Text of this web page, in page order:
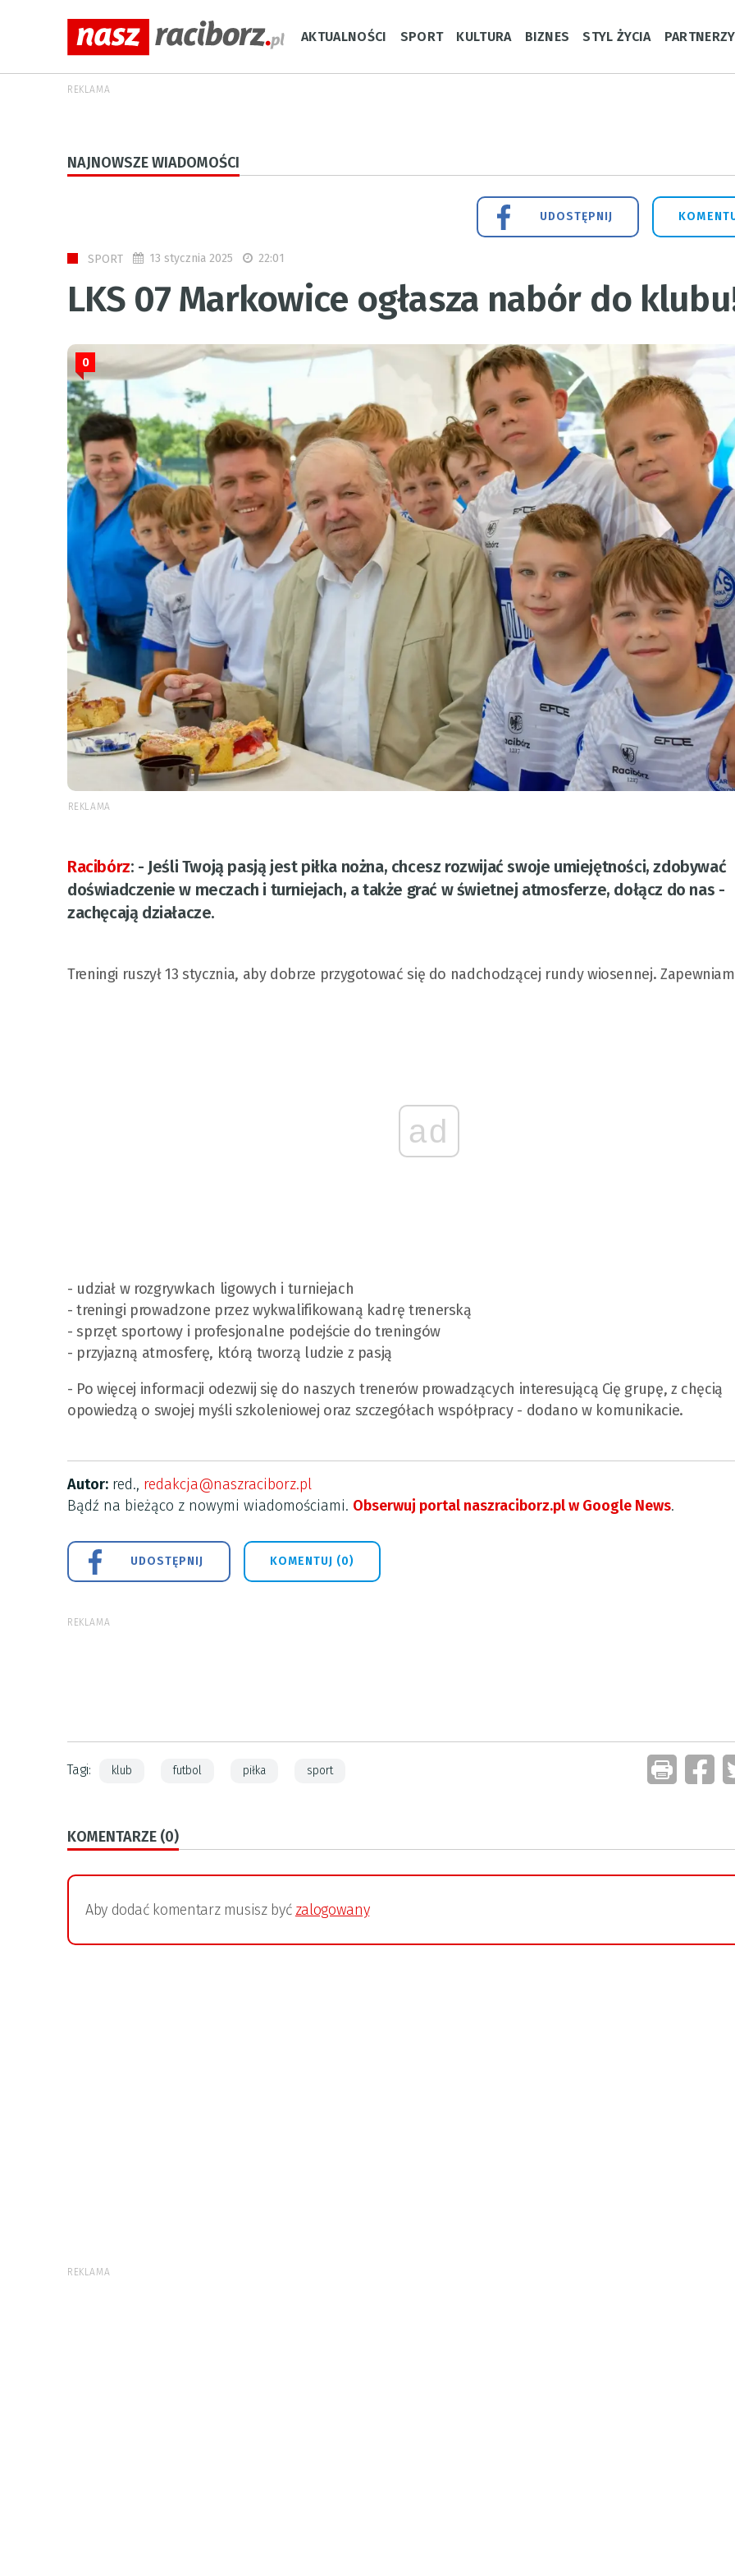
AKTUALNOŚCI SPORT KULTURA BIZNES STYL ŻYCIA PARTNERZY
REKLAMA
NAJNOWSZE WIADOMOŚCI
UDOSTĘPNIJ
SPORT 13 stycznia 2025 22:01
LKS 07 Markowice ogłasza nabór do
0
REKLAMA
Racibórz: - Jeśli Twoją pasją jest piłka nożna, chcesz rozwijać swoje umiejętności, zdobywać
doświadczenie w meczach i turniejach, a także grać w świetnej atmosferze, dołącz do nas -
zachęcają działacze.
Treningi ruszył 13 stycznia, aby dobrze przygotować się do nadchodzącej rundy wiosennej.
ad
- udział w rozgrywkach ligowych i turniejach
- treningi prowadzone przez wykwalifikowaną kadrę trenerską
- sprzęt sportowy i profesjonalne podejście do treningów
- przyjazną atmosferę, którą tworzą ludzie z pasją
- Po więcej informacji odezwij się do naszych trenerów prowadzących interesującą Cię grupę, z chęcią
opowiedzą o swojej myśli szkoleniowej oraz szczegółach współpracy - dodano w komunikacie.
Autor: red., redakcja@naszraciborz.pl
Bądź na bieżąco z nowymi wiadomościami. Obserwuj portal naszraciborz.pl w Google News.
UDOSTĘPNIJ KOMENTUJ (0)
REKLAMA
Tagi: klub futbol piłka sport
KOMENTARZE (0)
Aby dodać komentarz musisz być zalogowany
REKLAMA